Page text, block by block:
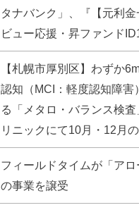
タナバンク」、『【元利
ビュー応援・昇ファンド
【札幌市厚別区】わずか
認知（MCI：軽度認知障害
る「メタロ・バランス検
リニックにて10月・12月
フィールドタイムが「アロ
の事業を譲受